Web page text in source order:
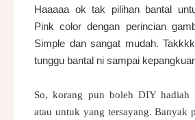
Haaaaa ok tak pilihan bantal
Pink color dengan perincian
Simple dan sangat mudah.
tunggu bantal ni sampai
So, korang pun boleh DIY hadiah
atau untuk yang tersayang. Banyak